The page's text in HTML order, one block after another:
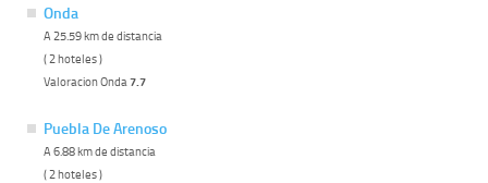
Onda
A 25.59 km de distancia
( 2 hoteles )
Valoracion Onda 7.7
Puebla De Arenoso
A 6.88 km de distancia
( 2 hoteles )